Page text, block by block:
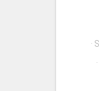
·